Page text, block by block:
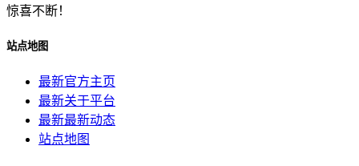
惊喜不断！
站点地图
最新官方主页
最新关于平台
最新最新动态
站点地图